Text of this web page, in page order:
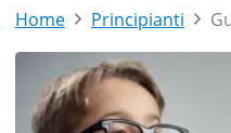
Home Principianti